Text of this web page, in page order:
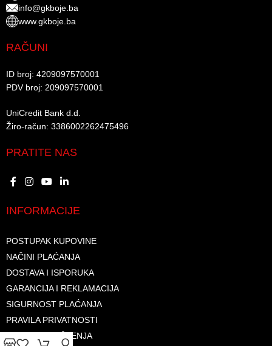
info@gkboje.ba
www.gkboje.ba
RAČUNI
ID broj: 4209097570001​
PDV broj: 209097570001 ​
UniCredit Bank d.d.​
Žiro-račun: 3386002262475496​​
PRATITE NAS
INFORMACIJE
POSTUPAK KUPOVINE
NAČINI PLAĆANJA
DOSTAVA I ISPORUKA
GARANCIJA I REKLAMACIJA
SIGURNOST PLAĆANJA
PRAVILA PRIVATNOSTI
USLOVI KORIŠTENJA